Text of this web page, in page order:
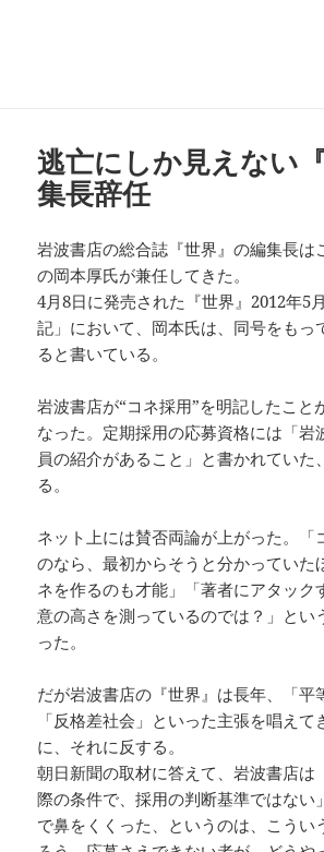
逃亡にしか見えない
集長辞任
岩波書店の総合誌『世界』の編集長は
の岡本厚氏が兼任してきた。
4月8日に発売された『世界』2012年5
記」において、岡本氏は、同号をもっ
ると書いている。
岩波書店が“コネ採用”を明記したこと
なった。定期採用の応募資格には「岩
員の紹介があること」と書かれていた
る。
ネット上には賛否両論が上がった。「
のなら、最初からそうと分かっていた
ネを作るのも才能」「著者にアタック
意の高さを測っているのでは？」とい
った。
だが岩波書店の『世界』は長年、「平
「反格差社会」といった主張を唱え
に、それに反する。
朝日新聞の取材に答えて、岩波書店は
際の条件で、採用の判断基準ではない
で鼻をくくった、というのは、こうい